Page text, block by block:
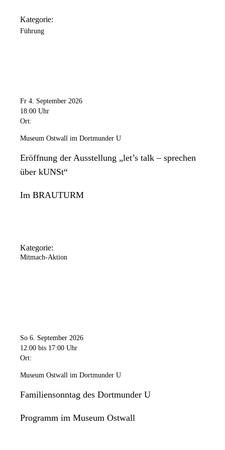
Kategorie:
Führung
Fr 4. September 2026
18:00 Uhr
Ort:
Museum Ostwall im Dortmunder U
Eröffnung der Ausstellung „let’s talk – sprechen
über kUNSt“
Im BRAUTURM
Kategorie:
Mitmach-Aktion
So 6. September 2026
12:00 bis 17:00 Uhr
Ort:
Museum Ostwall im Dortmunder U
Familiensonntag des Dortmunder U
Programm im Museum Ostwall